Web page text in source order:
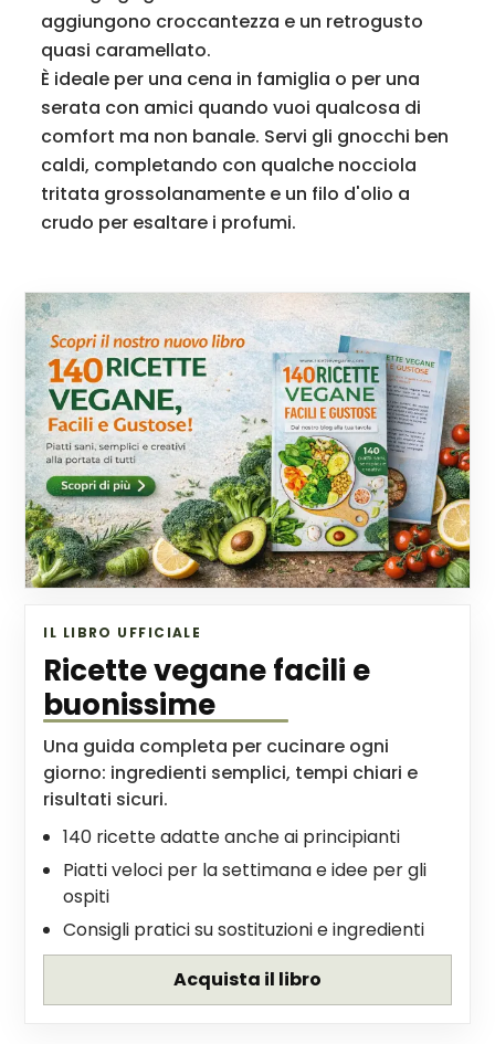
aggiungono croccantezza e un retrogusto
quasi caramellato.
È ideale per una cena in famiglia o per una
serata con amici quando vuoi qualcosa di
comfort ma non banale. Servi gli gnocchi ben
caldi, completando con qualche nocciola
tritata grossolanamente e un filo d'olio a
crudo per esaltare i profumi.
IL LIBRO UFFICIALE
Ricette vegane facili e
buonissime
Una guida completa per cucinare ogni
giorno: ingredienti semplici, tempi chiari e
risultati sicuri.
140 ricette adatte anche ai principianti
Piatti veloci per la settimana e idee per gli
ospiti
Consigli pratici su sostituzioni e ingredienti
Acquista il libro